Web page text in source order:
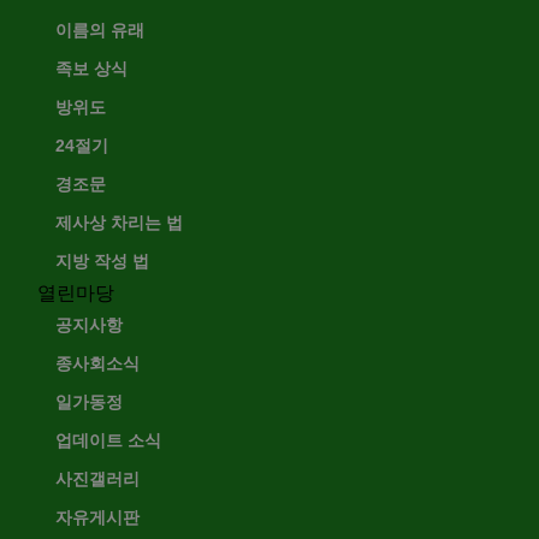
이름의 유래
족보 상식
방위도
24절기
경조문
제사상 차리는 법
지방 작성 법
열린마당
공지사항
종사회소식
일가동정
업데이트 소식
사진갤러리
자유게시판